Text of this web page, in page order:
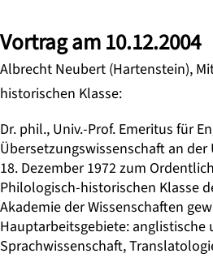
Vortrag am 10.12.2004
Albrecht Neubert (Hartenstein),
historischen Klasse:
Dr. phil., Univ.-Prof. Emeritus für
Übersetzungswissenschaft an
18. Dezember 1972 zum
Philologisch-historischen Klasse
Akademie der Wissenschaften
Hauptarbeitsgebiete: anglistische
Sprachwissenschaft,